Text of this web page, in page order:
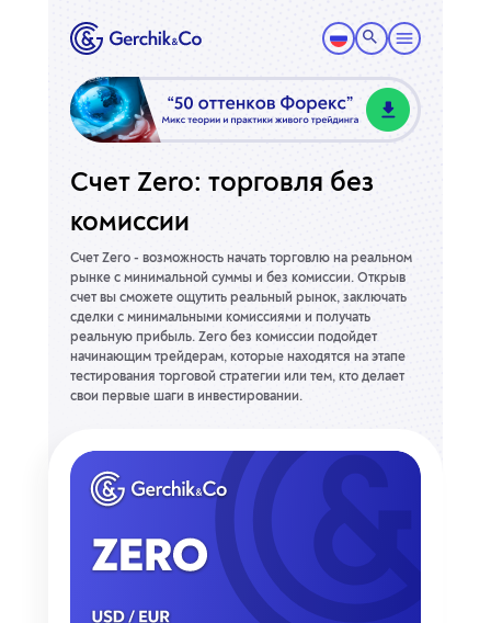
Счет Zero: торговля без
комиссии
Счет Zero - возможность начать торговлю на реальном
рынке с минимальной суммы и без комиссии. Открыв
счет вы сможете ощутить реальный рынок, заключать
сделки с минимальными комиссиями и получать
реальную прибыль. Zero без комиссии подойдет
начинающим трейдерам, которые находятся на этапе
тестирования торговой стратегии или тем, кто делает
свои первые шаги в инвестировании.